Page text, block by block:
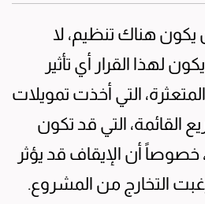
يكون هناك تنظيم، لا
لهذا القرار أي تأثير
التي أخذت تمويلات
القائمة، التي قد تكون
أن الإيقاف قد يؤثر
التخارج من المشروع.